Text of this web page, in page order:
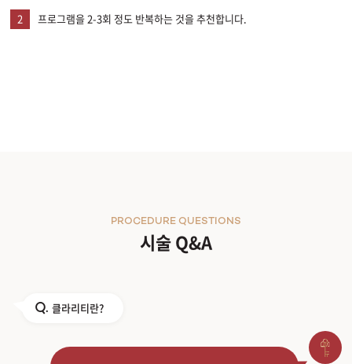
2 프로그램을 2-3회 정도 반복하는 것을 추천합니다.
시술 Q&A
PROCEDURE QUESTIONS
Q. 클라리티란?